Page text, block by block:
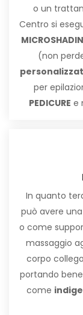
o un
Centro si
(non
per
PEDICURE e
In quanto
può avere
o come
massaggio
corpo
portando
come